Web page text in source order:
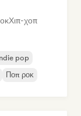
Χιπ-χοπ
pop
Ποπ ροκ